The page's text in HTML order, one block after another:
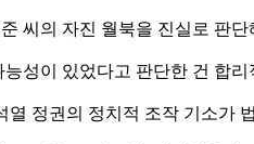
씨의 자진 월북을 진실로 판
성이 있었다고 판단한 건 합
열 정권의 정치적 조작 기소